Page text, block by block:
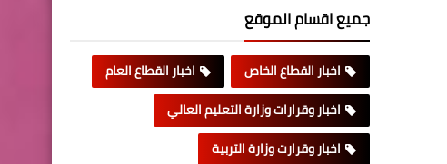
جميع اقسام الموقع
اخبار القطاع الخاص
اخبار القطاع العام
اخبار وقرارات وزارة التعليم العالي
اخبار وقرارت وزارة التربية